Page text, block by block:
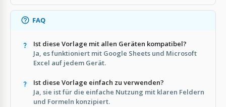
FAQ
Ist diese Vorlage mit allen Geräten kompatibel?
Ja, es funktioniert mit Google Sheets und Microsoft
Excel auf jedem Gerät.
Ist diese Vorlage einfach zu verwenden?
Ja, sie ist für die einfache Nutzung mit klaren Feldern
und Formeln konzipiert.